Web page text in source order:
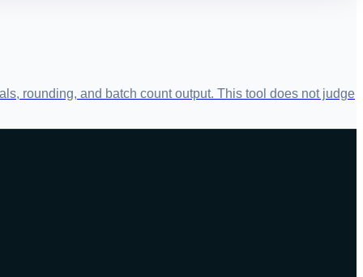
rounding, and batch count output. This tool does not judge